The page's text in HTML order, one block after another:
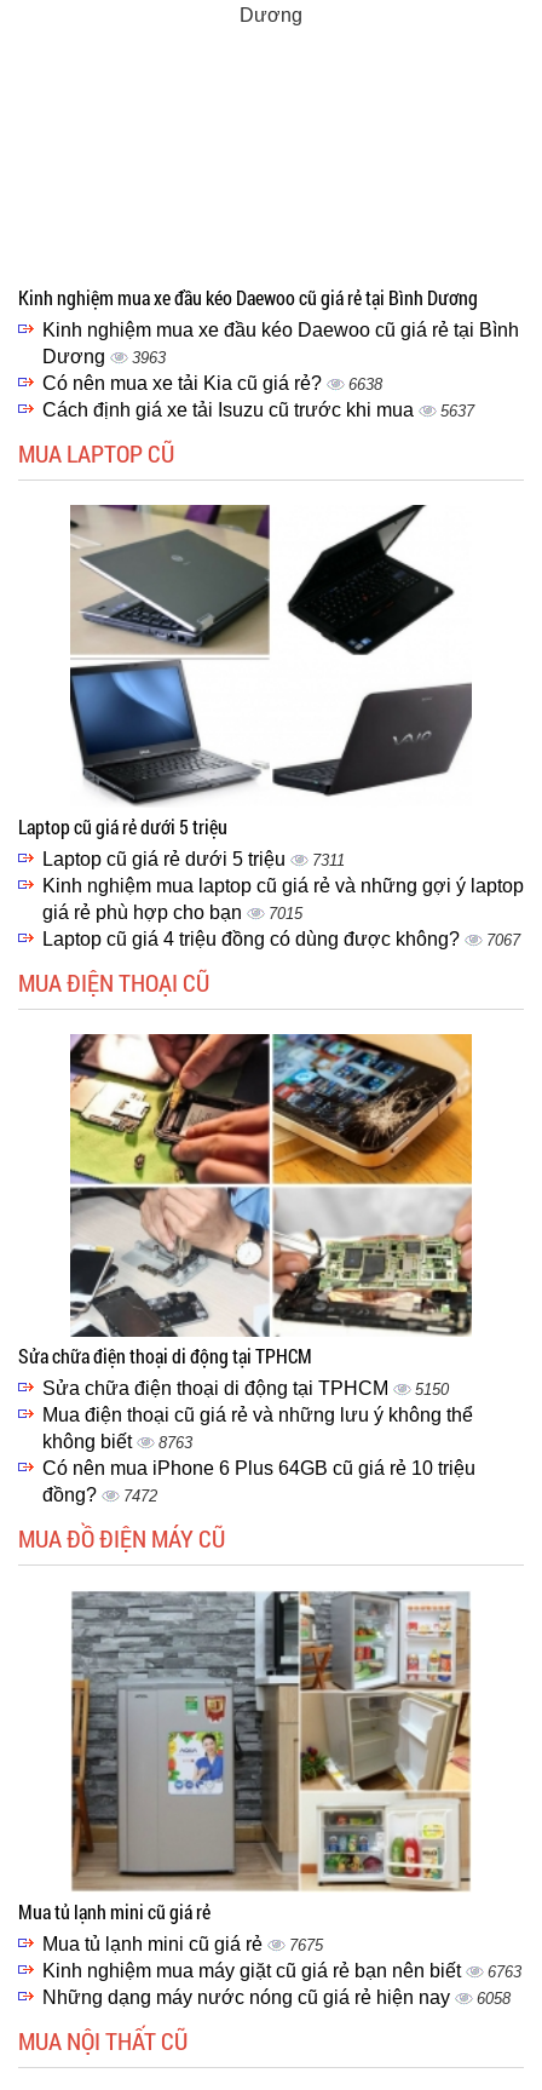
Kinh nghiệm mua xe đầu kéo Daewoo cũ giá rẻ tại Bình Dương
Kinh nghiệm mua xe đầu kéo Daewoo cũ giá rẻ tại Bình
Dương
3963
Có nên mua xe tải Kia cũ giá rẻ? 6638
Cách định giá xe tải Isuzu cũ trước khi mua 5637
MUA LAPTOP CŨ
Laptop cũ giá rẻ dưới 5 triệu
Laptop cũ giá rẻ dưới 5 triệu 7311
Kinh nghiệm mua laptop cũ giá rẻ và những gợi ý laptop
giá rẻ phù hợp cho bạn
7015
Laptop cũ giá 4 triệu đồng có dùng được không? 7067
MUA ĐIỆN THOẠI CŨ
Sửa chữa điện thoại di động tại TPHCM
Sửa chữa điện thoại di động tại TPHCM 5150
Mua điện thoại cũ giá rẻ và những lưu ý không thể
không biết
8763
Có nên mua iPhone 6 Plus 64GB cũ giá rẻ 10 triệu
đồng?
7472
MUA ĐỒ ĐIỆN MÁY CŨ
Mua tủ lạnh mini cũ giá rẻ
Mua tủ lạnh mini cũ giá rẻ 7675
Kinh nghiệm mua máy giặt cũ giá rẻ bạn nên biết 6763
Những dạng máy nước nóng cũ giá rẻ hiện nay 6058
MUA NỘI THẤT CŨ